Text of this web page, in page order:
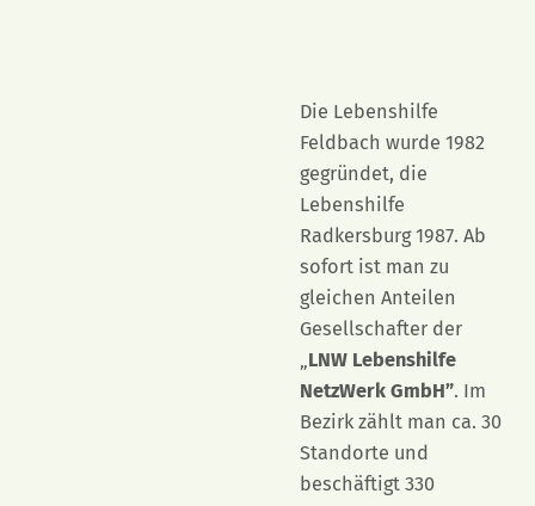
Die Lebenshilfe
Feldbach wurde 1982
gegründet, die
Lebenshilfe
Radkersburg 1987. Ab
sofort ist man zu
gleichen Anteilen
Gesellschafter der
„LNW Lebenshilfe
NetzWerk GmbH”. Im
Bezirk zählt man ca. 30
Standorte und
beschäftigt 330